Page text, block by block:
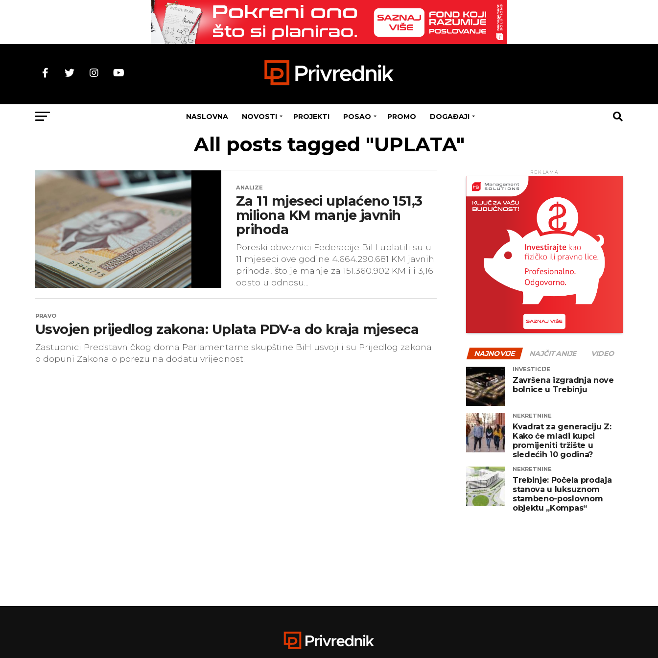
NASLOVNA NOVOSTI PROJEKTI POSAO PROMO DOGAĐAJI
All posts tagged "UPLATA"
ANALIZE
Za 11 mjeseci uplaćeno 151,3
miliona KM manje javnih
prihoda
​Poreski obveznici Federacije BiH uplatili su u
11 mjeseci ove godine 4.664.290.681 KM javnih
prihoda, što je manje za 151.360.902 KM ili 3,16
odsto u odnosu...
PRAVO
Usvojen prijedlog zakona: Uplata PDV-a do kraja mjeseca
Zastupnici Predstavničkog doma Parlamentarne skupštine BiH usvojili su Prijedlog zakona
o dopuni Zakona o porezu na dodatu vrijednost.
REKLAMA
NAJNOVIJE NAJČITANIJE VIDEO
INVESTICIJE
Završena izgradnja nove
bolnice u Trebinju
NEKRETNINE
Kvadrat za generaciju Z:
Kako će mladi kupci
promijeniti tržište u
sledećih 10 godina?
NEKRETNINE
Trebinje: Počela prodaja
stanova u luksuznom
stambeno-poslovnom
objektu „Kompas“